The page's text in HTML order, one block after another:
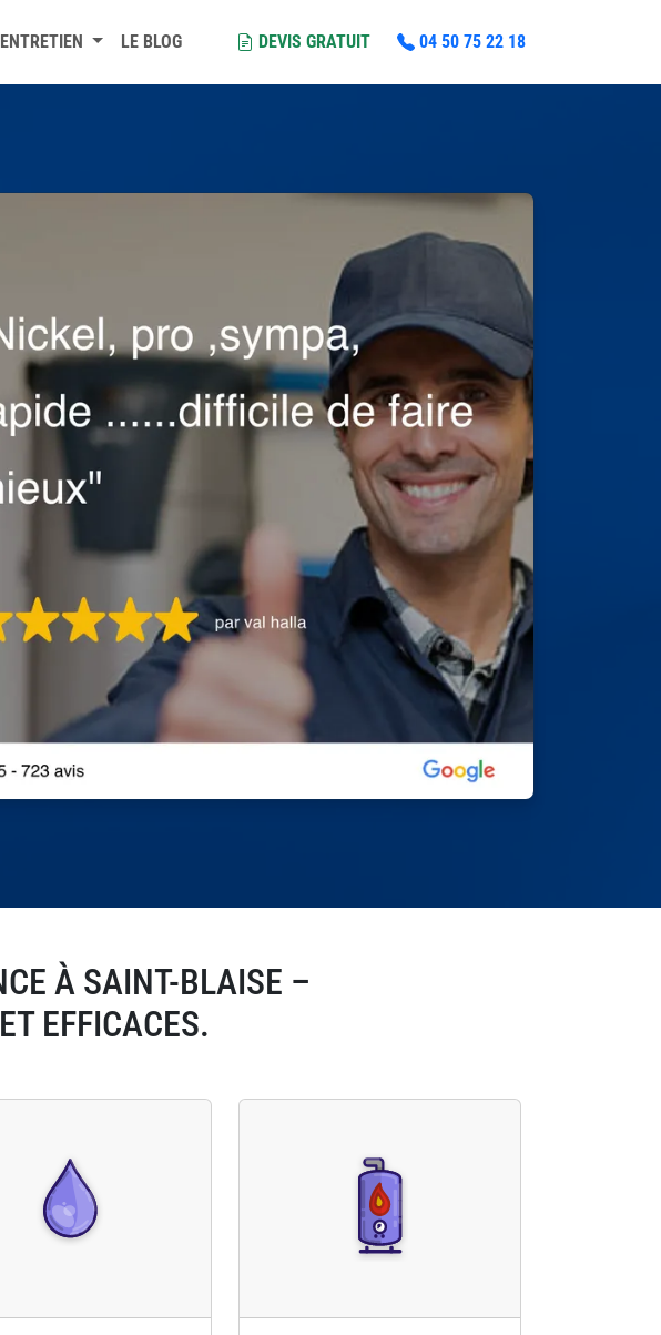
ENTRETIEN LE BLOG DEVIS GRATUIT 04 50 75 22 18
À SAINT-BLAISE –
EFFICACES.